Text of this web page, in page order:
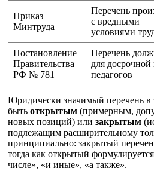
Приказ
Минтруда
Перечень
с вредными
условиями
Постановление
Правительства
РФ № 781
Перечень
для досрочной
педагогов
Юридически значимый перечень в
быть открытым (примерным,
новых позиций) или закрытым
подлежащим расширительному
принципиально: закрытый
тогда как открытый
числе», «и иные», «а также».